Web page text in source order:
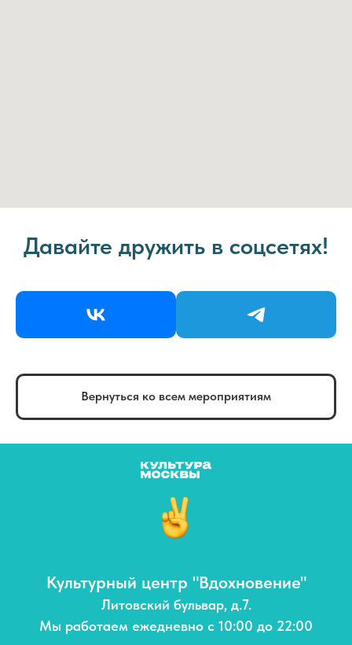
Давайте дружить в соцсетях!
Вернуться ко всем мероприятиям
Культурный центр "Вдохновение"
Литовский бульвар, д.7.
Мы работаем ежедневно с 10:00 до 22:00